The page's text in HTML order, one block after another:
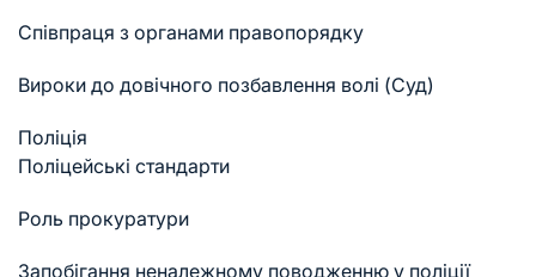
Співпраця з органами правопорядку
Вироки до довічного позбавлення волі (Суд)
Поліція
Поліцейські стандарти
Роль прокуратури
Запобігання неналежному поводженню у поліції